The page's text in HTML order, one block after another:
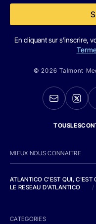
En cliquant sur s'inscrire,
© 2026 Talmont
MIEUX NOUS CONNAITRE
ATLANTICO C'EST QUI, C'EST
LE RESEAU D'ATLANTICO
/
CATEGORIES